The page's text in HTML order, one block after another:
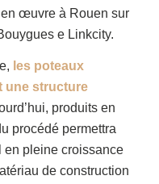
œuvre à Rouen sur
e Linkcity.
les poteaux
une structure
produits en
procédé permettra
en pleine croissance
de construction